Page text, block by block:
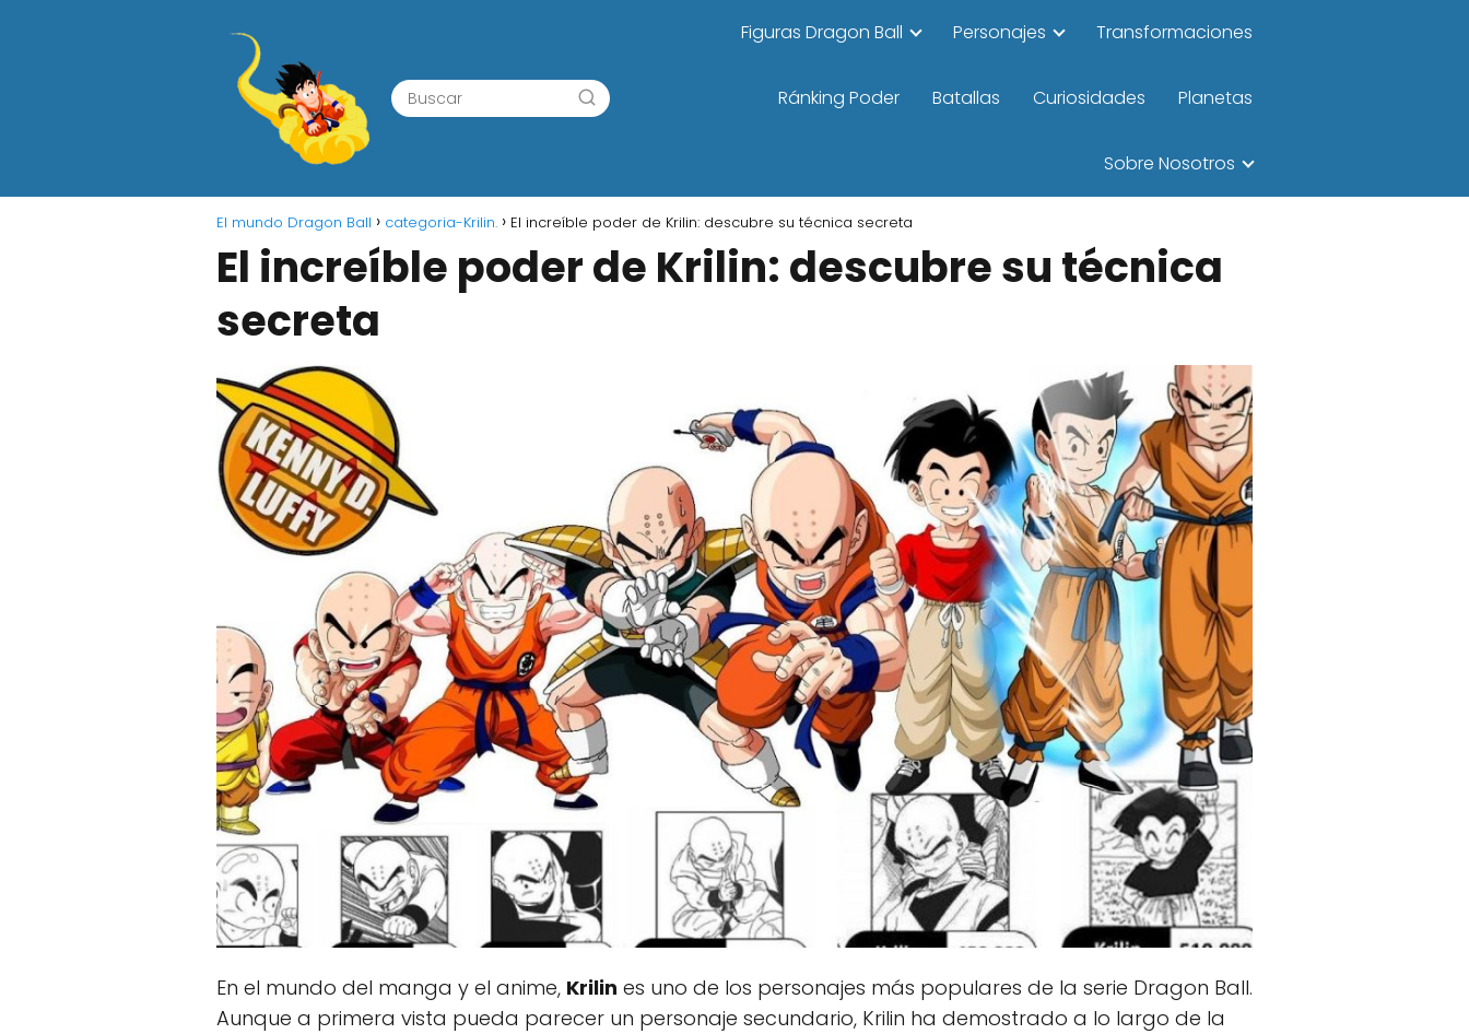
Figuras Dragon Ball Personajes Transformaciones
Ránking Poder Batallas Curiosidades Planetas
Sobre Nosotros
El mundo Dragon Ball categoria-Krilin. El increíble poder de Krilin: descubre su técnica secreta
El increíble poder de Krilin: descubre su técnica
secreta
En el mundo del manga y el anime, Krilin es uno de los personajes más populares de la serie Dragon Ball.
Aunque a primera vista pueda parecer un personaje secundario, Krilin ha demostrado a lo largo de la